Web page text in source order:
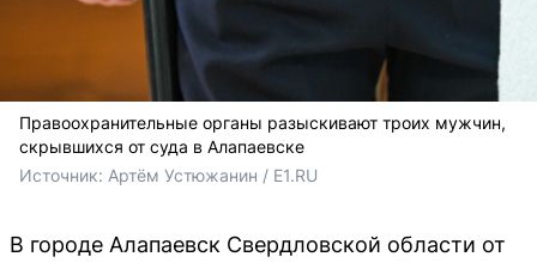
Правоохранительные органы разыскивают троих мужчин,
скрывшихся от суда в Алапаевске
Источник: Артём Устюжанин / E1.RU
В городе Алапаевск Свердловской области от